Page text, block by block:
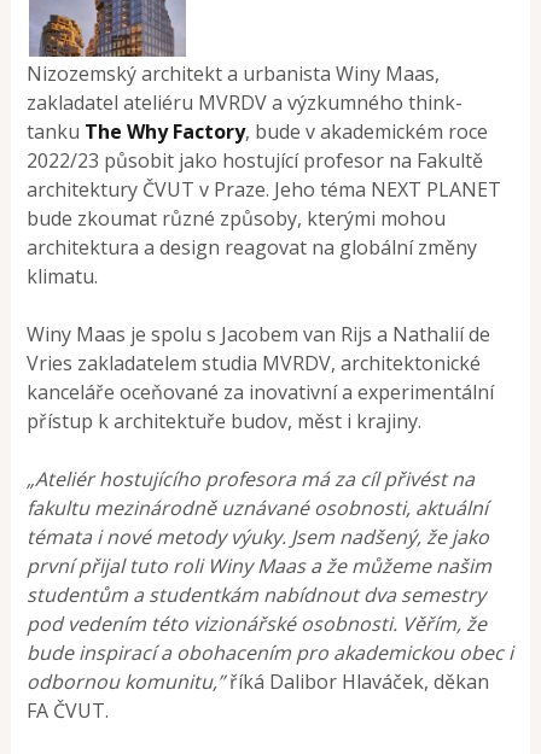
Nizozemský architekt a urbanista Winy Maas,
zakladatel ateliéru MVRDV a výzkumného think-
tanku The Why Factory, bude v akademickém roce
2022/23 působit jako hostující profesor na Fakultě
architektury ČVUT v Praze. Jeho téma NEXT PLANET
bude zkoumat různé způsoby, kterými mohou
architektura a design reagovat na globální změny
klimatu.
Winy Maas je spolu s Jacobem van Rijs a Nathalií de
Vries zakladatelem studia MVRDV, architektonické
kanceláře oceňované za inovativní a experimentální
přístup k architektuře budov, měst i krajiny.
„Ateliér hostujícího profesora má za cíl přivést na
fakultu mezinárodně uznávané osobnosti, aktuální
témata i nové metody výuky. Jsem nadšený, že jako
první přijal tuto roli Winy Maas a že můžeme našim
studentům a studentkám nabídnout dva semestry
pod vedením této vizionářské osobnosti. Věřím, že
bude inspirací a obohacením pro akademickou obec i
odbornou komunitu,”říká Dalibor Hlaváček, děkan
FA ČVUT.